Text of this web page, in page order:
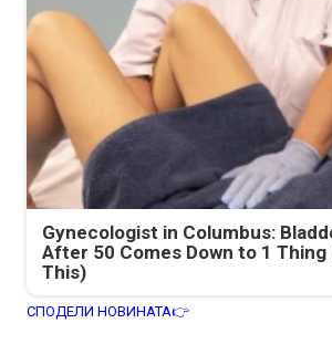
Gynecologist in Columbus:
After 50 Comes Down to 1 Thing
This)
СПОДЕЛИ НОВИНАТА👉